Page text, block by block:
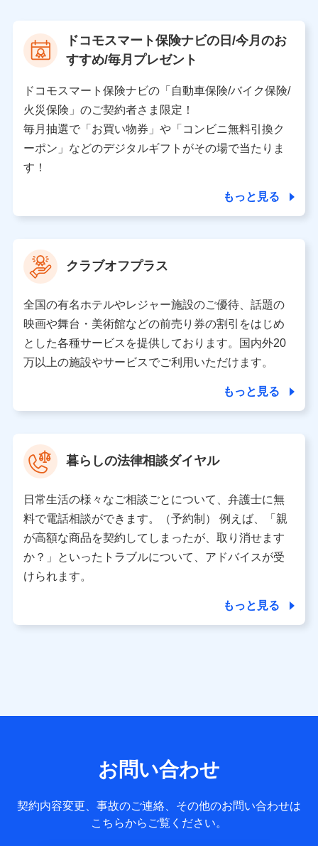
当社の対応品質向上やお問い合わせ内容の正確な把握のため
個人情報保護管理者の職名、連絡先
〒103-0013 東京都中央区日本橋人形町2-14-10 アー
バンネット日本橋ビル 3F
株式会社ドコモ・インシュアランス
個人情報の第三者提供について
当社は利用目的の達成に必要な範囲内において個人情報
の取り扱いの全部または一部を委託する場合がありま
す。
個人データの共同利用
当社は株式会社NTTドコモとの間で、以下のとおり個
人データを共同利用します。
氏名、電話番号、メールアドレス、お客さまの識別子、属
性、連絡先、dポイントサービスのご利用に関する情報。例
として、dポイントカード番号、性別、年齢、家族構成、住
所、dポイント残高、dポイント利用履歴などが含まれます。
利用情報
当社又は株式会社NTTドコモが提供する各種サービスなどの
ご契約・ご利用などに関する情報。例として、当社又は株式
会社NTTドコモが提供する各種サービスのご契約状態・ご利
用履歴インターネット利用時の行動に関する情報、アプリケ
ーション利用時の行動に関する情報、購入されたサービスや
当社又は株式会社NTTドコモが提供する保険関連サービスに
送信履歴などの情報）が含まれます。
約に関する情報。例として、保険契約者及び被保険者の氏
名、住所、生年月日、性別、保険契約者と被保険者の関係、
保険加入の目的、保険商品の内容、保険料、保険料のお支払
ドコモスマート保険ナビの日/今月のお
すすめ/毎月プレゼント
ドコモスマート保険ナビの「自動車保険/バイク保険/
火災保険」のご契約者さま限定！
毎月抽選で「お買い物券」や「コンビニ無料引換ク
ーポン」などのデジタルギフトがその場で当たりま
す！
もっと見る
クラブオフプラス
全国の有名ホテルやレジャー施設のご優待、話題の
映画や舞台・美術館などの前売り券の割引をはじめ
とした各種サービスを提供しております。国内外20
万以上の施設やサービスでご利用いただけます。
もっと見る
暮らしの法律相談ダイヤル
日常生活の様々なご相談ごとについて、弁護士に無
料で電話相談ができます。（予約制） 例えば、「親
が高額な商品を契約してしまったが、取り消せます
か？」といったトラブルについて、アドバイスが受
けられます。
もっと見る
お問い合わせ
契約内容変更、事故のご連絡、その他のお問い合わせは
こちらからご覧ください。